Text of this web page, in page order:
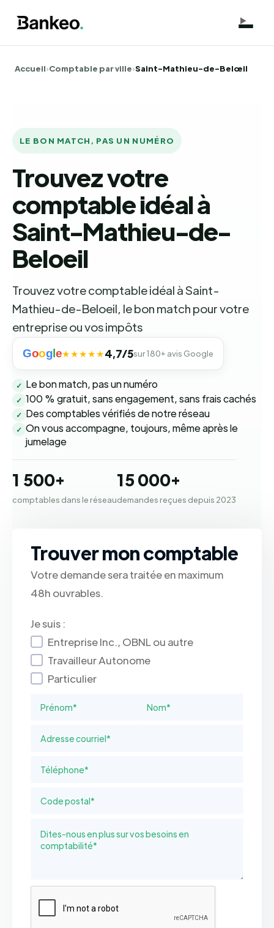
Accueil›Comptable par ville›Saint-Mathieu-de-Belœil
LE BON MATCH, PAS UN NUMÉRO
Trouvez votre
comptable idéal à
Saint-Mathieu-de-
Beloeil
Trouvez votre comptable idéal à Saint-
Mathieu-de-Beloeil, le bon match pour votre
entreprise ou vos impôts
Goog e★★★★★4,7/5sur 180+ avis Google
✓ Le bon match, pas un numéro
✓ 100 % gratuit, sans engagement, sans frais cachés
✓ Des comptables vérifiés de notre réseau
✓ On vous accompagne, toujours, même après le
jumelage
1 500+
comptables dans le réseau
15 000+
demandes reçues depuis 2023
Trouver mon comptable
Votre demande sera traitée en maximum
48h ouvrables.
Je suis :
Entreprise Inc., OBNL ou autre
Travailleur Autonome
Particulier